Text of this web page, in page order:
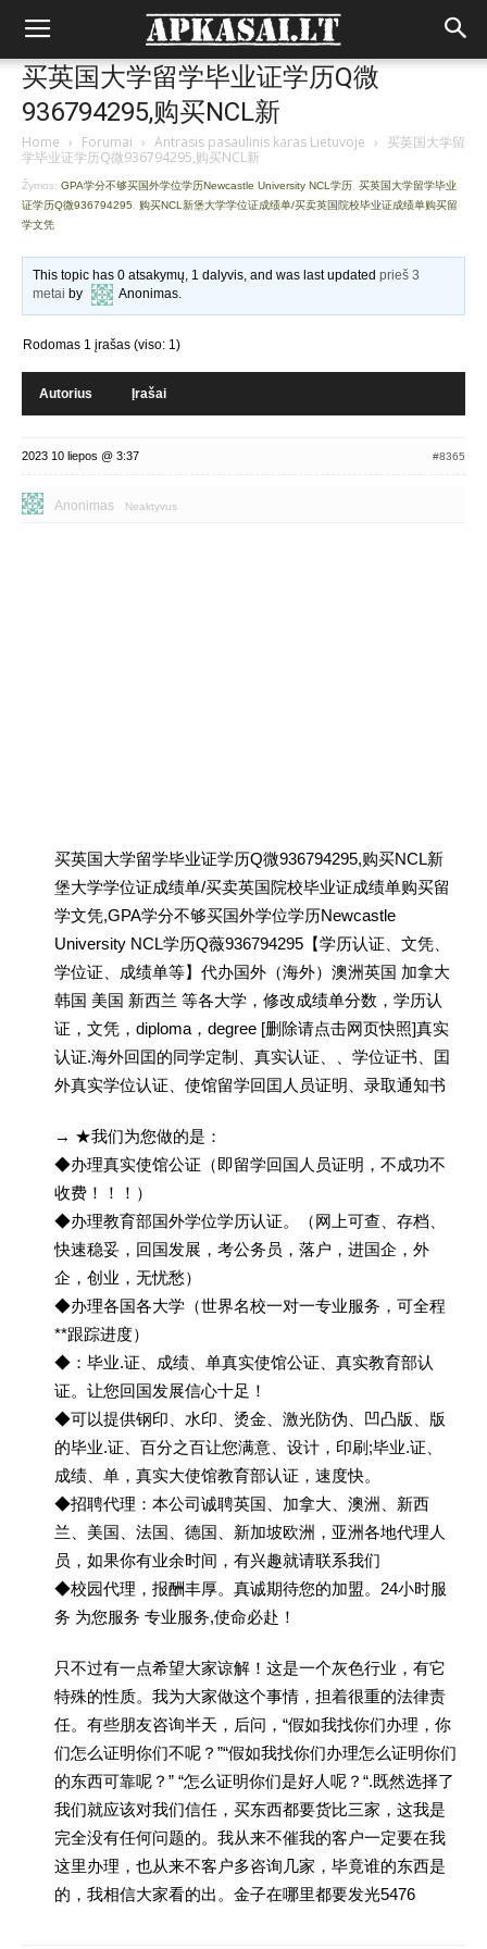
买英国大学留学毕业证学历Q微
936794295,购买NCL新
Home › Forumai › Antrasis pasaulinis karas Lietuvoje › 买英国大学留
学毕业证学历Q微936794295,购买NCL新
Žymos: GPA学分不够买国外学位学历Newcastle University NCL学历 买英国大学留学毕业
证学历Q微936794295
购买NCL新堡大学学位证成绩单/买卖英国院校毕业证成绩单购买留
学文凭
This topic has 0 atsakymų, 1 dalyvis, and was last updatedprieš 3
metai by Anonimas.
Rodomas 1 įrašas (viso: 1)
Autorius Įrašai
2023 10 liepos @ 3:37 #8365
Anonimas Neaktyvus
买英国大学留学毕业证学历Q微936794295,购买NCL新
堡大学学位证成绩单/买卖英国院校毕业证成绩单购买留
学文凭,GPA学分不够买国外学位学历Newcastle
University NCL学历Q薇936794295【学历认证、文凭、
学位证、成绩单等】代办国外（海外）澳洲英国 加拿大
韩国 美国 新西兰 等各大学，修改成绩单分数，学历认
证，文凭，diploma，degree [删除请点击网页快照]真实
认证.海外回囯的同学定制、真实认证、、学位证书、囯
外真实学位认证、使馆留学回囯人员证明、录取通知书
→ ★我们为您做的是：
◆办理真实使馆公证（即留学回国人员证明，不成功不
收费！！！）
◆办理教育部国外学位学历认证。（网上可查、存档、
快速稳妥，回国发展，考公务员，落户，进国企，外
企，创业，无忧愁）
◆办理各国各大学（世界名校一对一专业服务，可全程
**跟踪进度）
◆：毕业.证、成绩、单真实使馆公证、真实教育部认
证。让您回国发展信心十足！
◆可以提供钢印、水印、烫金、激光防伪、凹凸版、版
的毕业.证、百分之百让您满意、设计，印刷;毕业.证、
成绩、单，真实大使馆教育部认证，速度快。
◆招聘代理：本公司诚聘英国、加拿大、澳洲、新西
兰、美国、法国、德国、新加坡欧洲，亚洲各地代理人
员，如果你有业余时间，有兴趣就请联系我们
◆校园代理，报酬丰厚。真诚期待您的加盟。24小时服
务 为您服务 专业服务,使命必赴！
只不过有一点希望大家谅解！这是一个灰色行业，有它
特殊的性质。我为大家做这个事情，担着很重的法律责
任。有些朋友咨询半天，后问，“假如我找你们办理，你
们怎么证明你们不呢？”“假如我找你们办理怎么证明你们
的东西可靠呢？” “怎么证明你们是好人呢？“.既然选择了
我们就应该对我们信任，买东西都要货比三家，这我是
完全没有任何问题的。我从来不催我的客户一定要在我
这里办理，也从来不客户多咨询几家，毕竟谁的东西是
的，我相信大家看的出。金子在哪里都要发光5476